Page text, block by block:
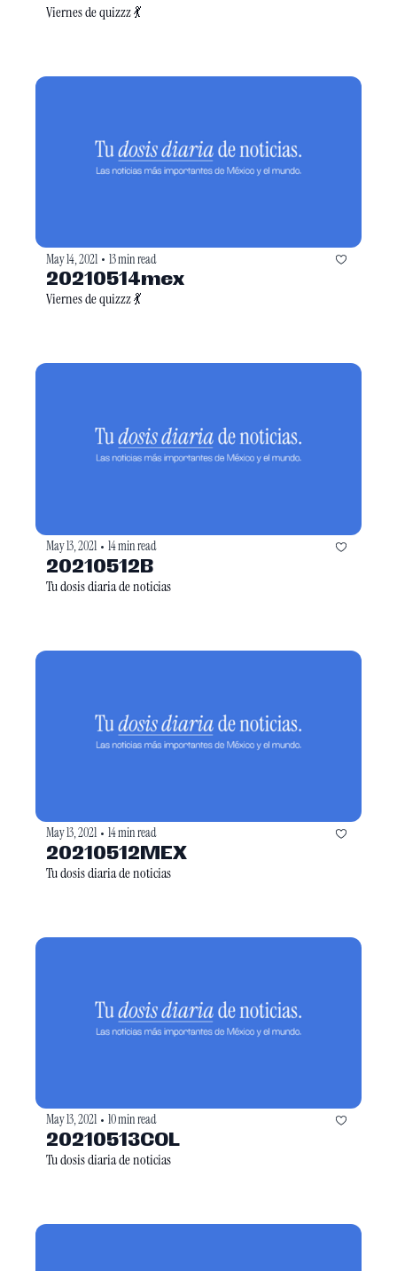
Viernes de quizzz 💃
May 14, 2021 • 13 min read
20210514mex
Viernes de quizzz 💃
May 13, 2021 • 14 min read
20210512B
Tu dosis diaria de noticias
May 13, 2021 • 14 min read
20210512MEX
Tu dosis diaria de noticias
May 13, 2021 • 10 min read
20210513COL
Tu dosis diaria de noticias